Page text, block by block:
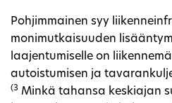
Pohjimmainen syy
monimutkaisuuden
laajentumiselle on
autoistumisen ja
(3 Minkä tahansa keskiajan